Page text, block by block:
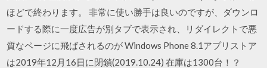
ほどで終わります。 非常に使い勝手は良いのですが、ダウンロ
ードする際に一度広告が別タブで表示され、リダイレクトで悪
質なページに飛ばされるのが Windows Phone 8.1アプリストア
は2019年12月16日に閉鎖(2019.10.24) 在庫は1300台！？